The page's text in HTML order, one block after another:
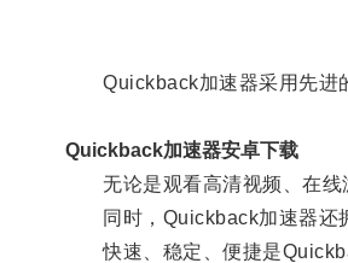
Quickback加速器采用先进的
Quickback加速器安卓下载
无论是观看高清视频、在线
同时，Quickback加速器还拥
快速、稳定、便捷是